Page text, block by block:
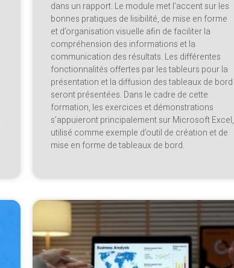
dans un rapport. Le module met l’accent sur les
bonnes pratiques de lisibilité, de mise en forme
et d’organisation visuelle afin de faciliter la
compréhension des informations et la
communication des résultats. Les différentes
fonctionnalités offertes par les tableurs pour la
présentation et la diffusion des tableaux de bord
seront présentées. Dans le cadre de cette
formation, les exercices et démonstrations
s’appuieront principalement sur Microsoft Excel,
utilisé comme exemple d’outil de création et de
mise en forme de tableaux de bord.